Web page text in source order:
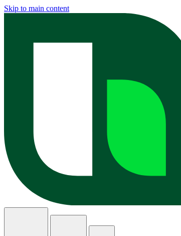
Skip to main content